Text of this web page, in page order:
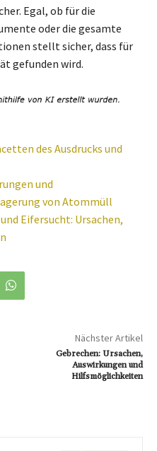
Egal, ob für die
oder die gesamte
stellt sicher, dass für
gefunden wird.
des Ausdrucks und
und
von Atommüll
Eifersucht: Ursachen,
Nächster Artikel
Gebrechen: Ursachen,
Auswirkungen und
Hilfsmöglichkeiten